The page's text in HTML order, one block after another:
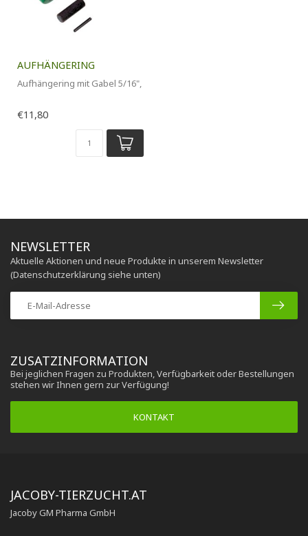
AUFHÄNGERING
Aufhängering mit Gabel 5/16",
€11,80
ZUSATZINFORMATION
Bei jeglichen Fragen zu Produkten, Verfügbarkeit oder Bestellungen
stehen wir Ihnen gern zur Verfügung!
KONTAKT
NEWSLETTER
Aktuelle Aktionen und neue Produkte in unserem Newsletter
(Datenschutzerklärung siehe unten)
JACOBY-TIERZUCHT.AT
Jacoby GM Pharma GmbH